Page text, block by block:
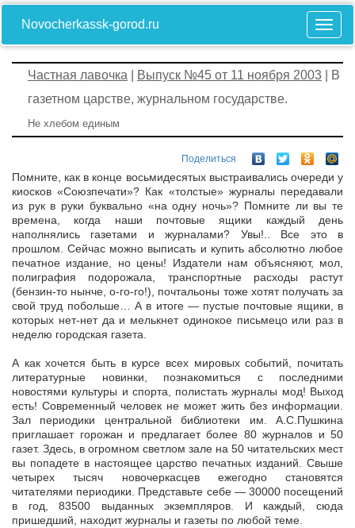
Novocherkassk-gorod.ru
Частная лавочка Выпуск №45 от 11 ноября 2003 | В
газетном царстве, журнальном государстве.
Не хлебом единым
Поделиться
Помните, как в конце восьмидесятых выстраивались очереди у
киосков «Союзпечати»? Как «толстые» журналы передавали
из рук в руки буквально «на одну ночь»? Помните ли вы те
времена, когда наши почтовые ящики каждый день
наполнялись газетами и журналами? Увы!.. Все это в
прошлом. Сейчас можно выписать и купить абсолютно любое
печатное издание, но цены! Издатели нам объясняют, мол,
полиграфия подорожала, транспортные расходы растут
(бензин-то нынче, о-го-го!), почтальоны тоже хотят получать за
свой труд побольше… А в итоге — пустые почтовые ящики, в
которых нет-нет да и мелькнет одинокое письмецо или раз в
неделю городская газета.
А как хочется быть в курсе всех мировых событий, почитать
литературные новинки, познакомиться с последними
новостями культуры и спорта, полистать журналы мод! Выход
есть! Современный человек не может жить без информации.
Зал периодики центральной библиотеки им. А.С.Пушкина
приглашает горожан и предлагает более 80 журналов и 50
газет. Здесь, в огромном светлом зале на 50 читательских мест
вы попадете в настоящее царство печатных изданий. Свыше
четырех тысяч новочеркасцев ежегодно становятся
читателями периодики. Представьте себе — 30000 посещений
в год, 83500 выданных экземпляров. И каждый, сюда
пришедший, находит журналы и газеты по любой теме.